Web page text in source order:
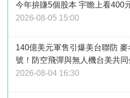
今年拚賺5個股本 宇瞻上看400
2026-08-05 15:00
140億美元軍售引爆美台聯防
號！防空飛彈與無人機台美共
2026-08-04 16:30